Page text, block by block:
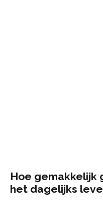
Hoe gemakkelijk
het dagelijks